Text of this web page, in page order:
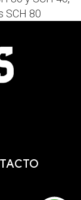
SCH 80